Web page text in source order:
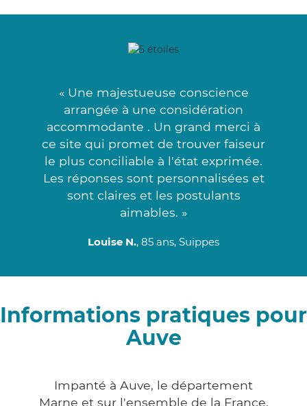
« Une majestueuse conscience
arrangée à une considération
accommodante . Un grand merci à
ce site qui promet de trouver faiseur
le plus conciliable à l'état exprimée.
Les réponses sont personnalisées et
sont claires et les postulants
aimables. »
Louise N., 85 ans, Suippes
Informations pratiques pour
Auve
Impanté à Auve, le département
Marne et sur l'ensemble de la France,